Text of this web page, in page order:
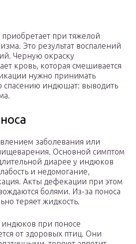
при тяжелой
Это результат воспалений
Черную окраску
кровь, которая смешивается
нужно принимать
спасению индюшат: выводить
заболевания или
Основной симптом
диарее у индюков
и недомогание,
Акты дефекации при этом
болями. Из-за поноса
теряет жидкость.
при поносе
от здоровых птиц. Они